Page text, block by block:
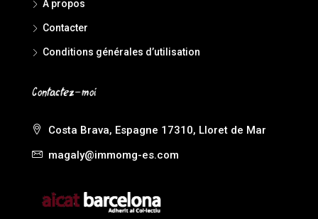
À propos
Contacter
Conditions générales d’utilisation
Contactez-moi
Costa Brava, Espagne 17310, Lloret de Mar
magaly@immomg-es.com